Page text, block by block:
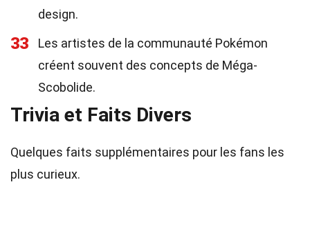
design.
33
Les artistes de la communauté Pokémon
créent souvent des concepts de Méga-
Scobolide.
Trivia et Faits Divers
Quelques faits supplémentaires pour les fans les
plus curieux.